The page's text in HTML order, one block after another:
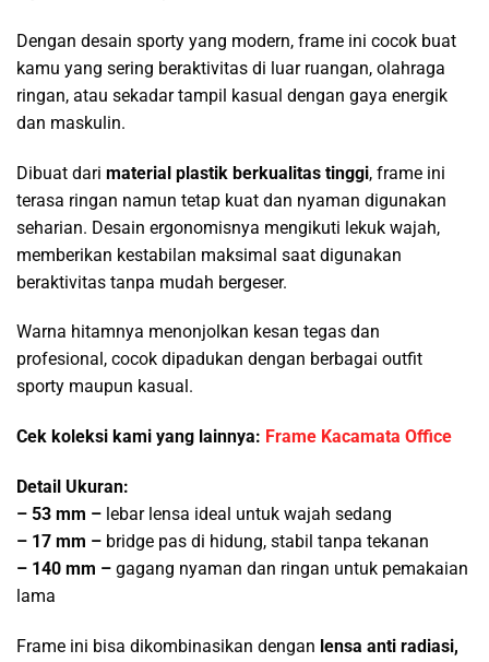
Dengan desain sporty yang modern, frame ini cocok buat
kamu yang sering beraktivitas di luar ruangan, olahraga
ringan, atau sekadar tampil kasual dengan gaya energik
dan maskulin.
Dibuat dari material plastik berkualitas tinggi, frame ini
terasa ringan namun tetap kuat dan nyaman digunakan
seharian. Desain ergonomisnya mengikuti lekuk wajah,
memberikan kestabilan maksimal saat digunakan
beraktivitas tanpa mudah bergeser.
Warna hitamnya menonjolkan kesan tegas dan
profesional, cocok dipadukan dengan berbagai outfit
sporty maupun kasual.
Cek koleksi kami yang lainnya: Frame Kacamata Office
Detail Ukuran:
– 53 mm – lebar lensa ideal untuk wajah sedang
– 17 mm – bridge pas di hidung, stabil tanpa tekanan
– 140 mm – gagang nyaman dan ringan untuk pemakaian
lama
Frame ini bisa dikombinasikan dengan lensa anti radiasi,